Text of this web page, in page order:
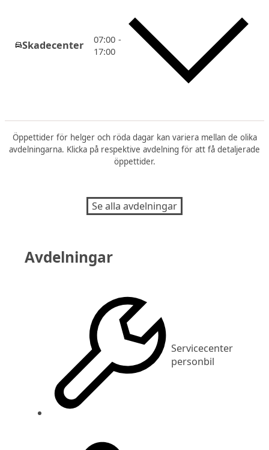
Skadecenter
07:00 -
17:00
Öppettider för helger och röda dagar kan variera mellan de olika
avdelningarna. Klicka på respektive avdelning för att få detaljerade
öppettider.
Se alla avdelningar
Avdelningar
Servicecenter
personbil